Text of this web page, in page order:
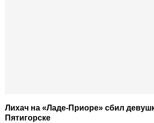
Лихач на «Ладе-Приоре» сбил
Пятигорске